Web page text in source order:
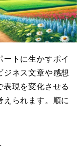
トに生かすポイ
ジネス文章や感想
現を変化させる
えられます。順に